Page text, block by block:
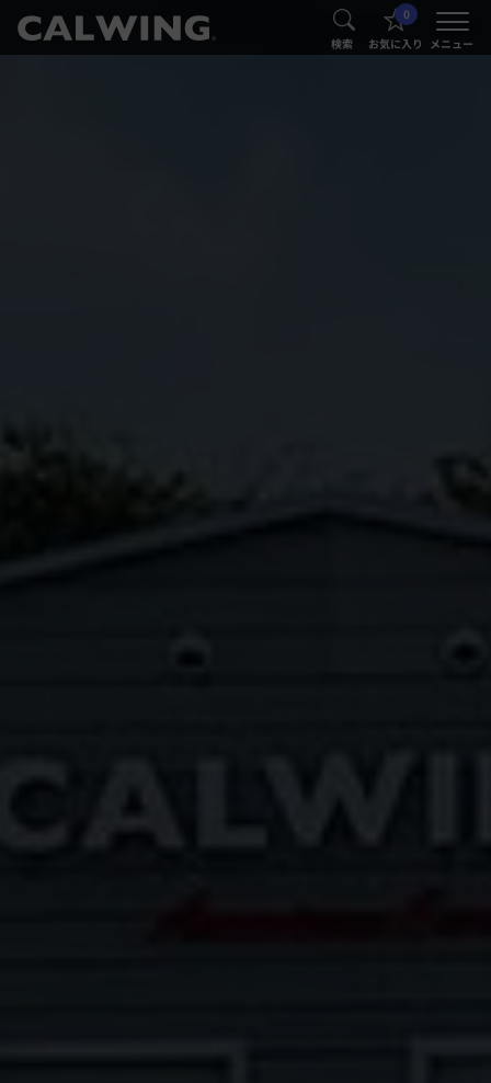
® 検索
0
お気に入り メニュー
®